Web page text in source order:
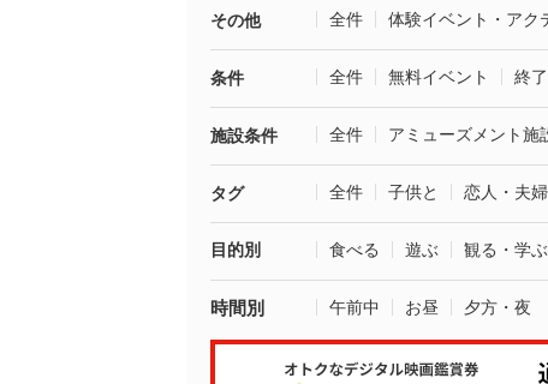
その他 全件 体験イベント・アク
条件 全件 無料イベント 終
施設条件 全件 アミューズメント施
タグ 全件 子供と 恋人・夫
目的別 食べる 遊ぶ 観る・学ぶ
時間別 午前中 お昼 夕方・夜